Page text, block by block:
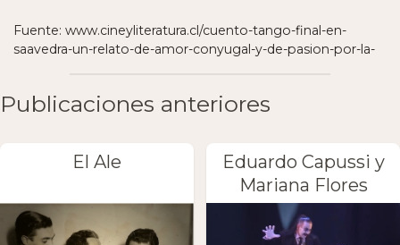
Fuente: www.cineyliteratura.cl/cuento-tango-final-en-
saavedra-un-relato-de-amor-conyugal-y-de-pasion-por-la-
Publicaciones anteriores
El Ale
Eduardo Capussi y
Mariana Flores